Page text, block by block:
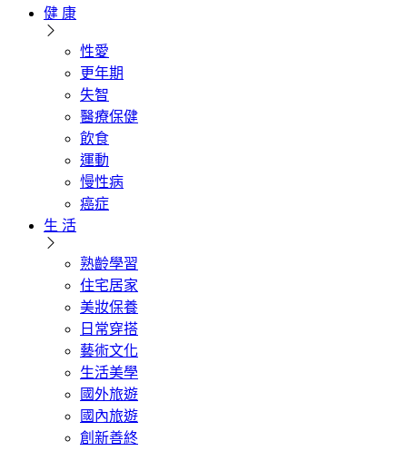
健 康
性愛
更年期
失智
醫療保健
飲食
運動
慢性病
癌症
生 活
熟齡學習
住宅居家
美妝保養
日常穿搭
藝術文化
生活美學
國外旅遊
國內旅遊
創新善終